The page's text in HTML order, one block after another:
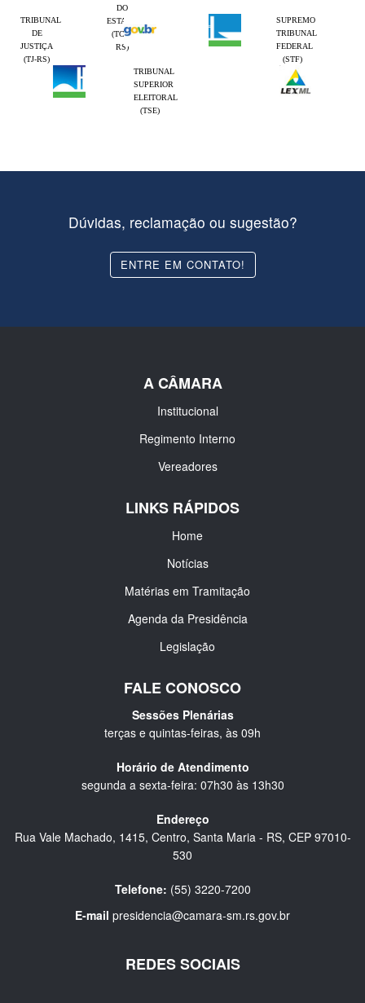
DO
ESTADO
(TCE-
RS)
TRIBUNAL
DE
JUSTIÇA
(TJ-RS)
SUPREMO
TRIBUNAL
FEDERAL
(STF)
TRIBUNAL
SUPERIOR
ELEITORAL
(TSE)
Dúvidas, reclamação ou sugestão?
ENTRE EM CONTATO!
A CÂMARA
Institucional
Regimento Interno
Vereadores
LINKS RÁPIDOS
Home
Notícias
Matérias em Tramitação
Agenda da Presidência
Legislação
FALE CONOSCO
Sessões Plenárias
terças e quintas-feiras, às 09h
Horário de Atendimento
segunda a sexta-feira: 07h30 às 13h30
Endereço
Rua Vale Machado, 1415, Centro, Santa Maria - RS, CEP 97010-
530
Telefone: (55) 3220-7200
E-mail presidencia@camara-sm.rs.gov.br
REDES SOCIAIS